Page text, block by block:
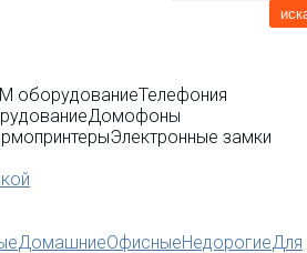
оборудованиеТелефония
Домофоны
Электронные замки
ДомашниеОфисныеНедорогиеДля